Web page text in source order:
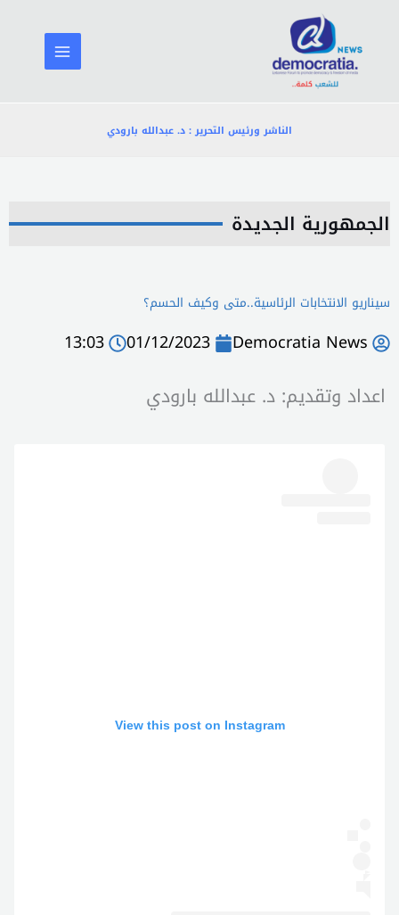
المحتوى
الناشر ورئيس التحرير : د. عبدالله بارودي
الجمهورية الجديدة
سيناريو الانتخابات الرئاسية..متى وكيف الحسم؟
Democratia News
01/12/2023
13:03
اعداد وتقديم: د. عبدالله بارودي
View this post on Instagram